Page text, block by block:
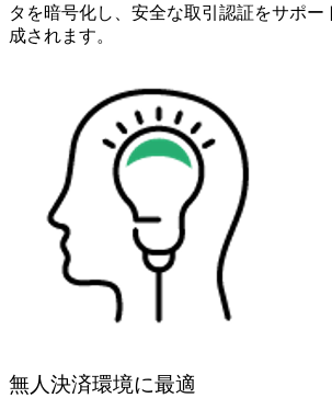
タを暗号化し、安全な取引認証をサポー
成されます。
無人決済環境に最適